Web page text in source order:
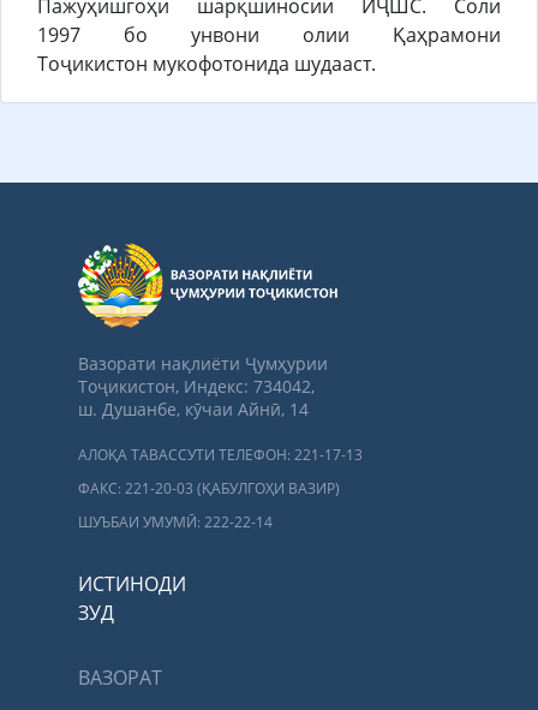
Пажуҳишгоҳи шарқшиносии ИҶШС. Соли
1997 бо унвони олии Қаҳрамони
Тоҷикистон мукофотонида шудааст.
Вазорати нақлиёти Ҷумҳурии
Тоҷикистон, Индекс: 734042,
ш. Душанбе, кӯчаи Айнӣ, 14
АЛОҚА ТАВАССУТИ ТЕЛЕФОН: 221-17-13
ФАКС: 221-20-03 (ҚАБУЛГОҲИ ВАЗИР)
ШУЪБАИ УМУМӢ: 222-22-14
ИСТИНОДИ
ЗУД
ВАЗОРАТ